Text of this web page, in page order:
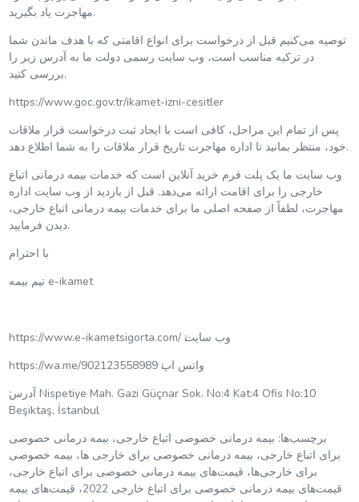
مهاجرت یاد بگیرید.
توصیه می‌کنیم قبل از درخواست برای انواع اقامتی که با هدف ماندن شما
در ترکیه مناسب است، وب سایت رسمی دولت ما به آدرس زیر را
بررسی کنید.
https://www.goc.gov.tr/ikamet-izni-cesitler
پس از تمام این مراحل، کافی است با ایجاد ثبت درخواست قرار ملاقات
خود، منتظر بمانید تا اداره مهاجرت تاریخ قرار ملاقات را به شما اطلاع دهد.
وب سایت ما یک پلت فرم خرید آنلاین است که خدمات بیمه درمانی اتباع
خارجی را برای اقامت ارائه می‌دهد. قبل از بازدید از وب سایت اداره
مهاجرت، لطفاً از صفحه اصلی ما برای خدمات بیمه درمانی اتباع خارجی،
دیدن فرمایید.
با احترام
تیم بیمه e-ikamet
https://www.e-ikametsigorta.com/ وب سایت׃
https://wa.me/902123558989 واتس اپ׃
آدرس׃ Nispetiye Mah. Gazi Güçnar Sok. No:4 Kat:4 Ofis No:10
Beşiktaş, İstanbul
برچسب‌ها: بیمه درمانی خصوصی اتباع خارجی، بیمه درمانی خصوصی
برای اتباع خارجی، بیمه درمانی خصوصی برای خارجی ها، بیمه خصوصی
برای خارجی‌ها، قیمت‌های بیمه درمانی خصوصی برای اتباع خارجی،
قیمت‌های بیمه درمانی خصوصی برای اتباع خارجی 2022، قیمت‌های بیمه